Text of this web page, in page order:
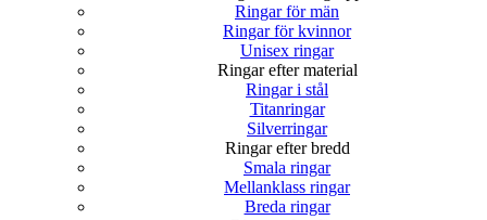
Ringar för män
Ringar för kvinnor
Unisex ringar
Ringar efter material
Ringar i stål
Titanringar
Silverringar
Ringar efter bredd
Smala ringar
Mellanklass ringar
Breda ringar